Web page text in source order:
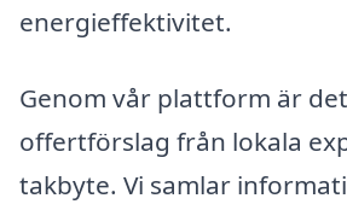
energieffektivitet.
Genom vår plattform är
offertförslag från lokala
takbyte. Vi samlar